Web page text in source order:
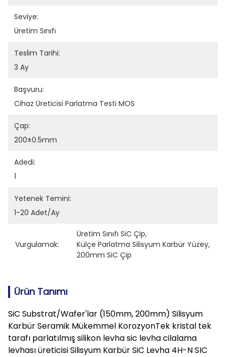
Seviye:
Üretim Sınıfı
Teslim Tarihi:
3 Ay
Başvuru:
Cihaz Üreticisi Parlatma Testi MOS
Çap:
200±0.5mm
Adedi:
1
Yetenek Temini:
1-20 Adet/ay
Vurgulamak:
Üretim Sınıfı SiC Çip,
Külçe Parlatma Silisyum Karbür Yüzey,
200mm SiC Çip
Ürün Tanımı
SiC Substrat/Wafer'lar (150mm, 200mm) Silisyum
Karbür Seramik Mükemmel KorozyonTek kristal tek
tarafı parlatılmış silikon levha sic levha cilalama
levhası üreticisi Silisyum Karbür SiC Levha 4H-N SIC